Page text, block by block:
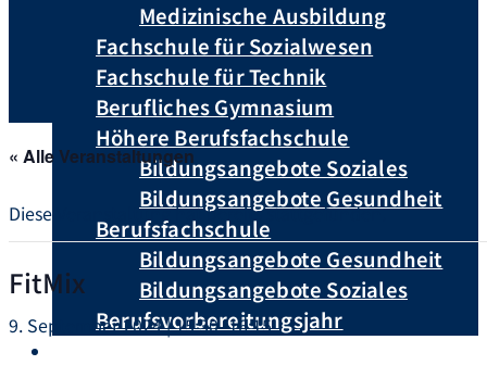
Medizinische Ausbildung
Fachschule für Sozialwesen
Fachschule für Technik
Berufliches Gymnasium
Höhere Berufsfachschule
Bildungsangebote Soziales
Bildungsangebote Gesundheit
Berufsfachschule
Bildungsangebote Gesundheit
Bildungsangebote Soziales
Berufsvorbereitungsjahr
« Alle Veranstaltungen
Diese Veranstaltung hat bereits stattgefunden.
FitMix
9. September 2024 | 15:30–16:15